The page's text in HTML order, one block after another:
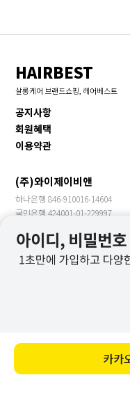
HAIRBEST
살롱케어 브랜드쇼핑, 헤어베스트
공지사항
회원혜택
이용약관
(주)와이제이비앤
하나은행 846-910016-14604
국민은행 424001-01-229997
농협은행 355-0018-3149-63
우리은행 1005-901-399957
COMPANY : 주식회사 와이제이비
ADDRESS : 경기도 광주시 봉골
E-MAIL : help@hairbest.com
BUSINESS LICENSE : 204-86-
PERSONAL INFO MANAGER :
카카